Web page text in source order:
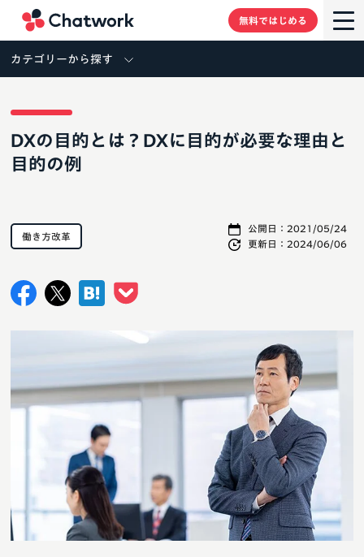
無料ではじめる
カテゴリーから探す
DXの目的とは？DXに目的が必要な理由と
目的の例
公開日： 2021/05/24
更新日： 2024/06/06
働き方改革